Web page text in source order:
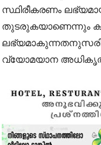
സ്ഥിരീകരണം
തുടരുകയാണെന്നും
വ്യോമയാന